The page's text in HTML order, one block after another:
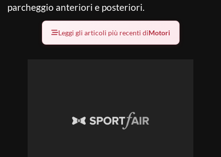
parcheggio anteriori e posteriori.
Leggi gli articoli più recenti diMotori